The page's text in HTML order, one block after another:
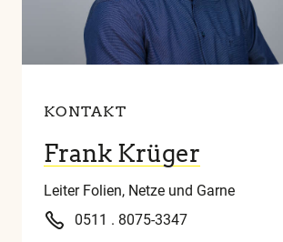
KONTAKT
Frank Krüger
Leiter Folien, Netze und Garne
0511 . 8075-3347